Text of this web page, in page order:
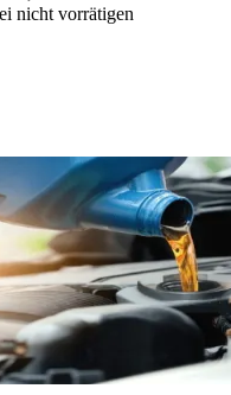
nicht vorrätigen